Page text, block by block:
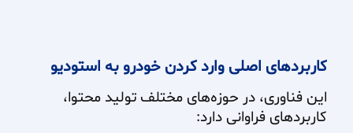
کاربردهای اصلی وارد کردن خودرو به استودیو
این فناوری، در حوزه‌های مختلف تولید محتوا،
کاربردهای فراوانی دارد: